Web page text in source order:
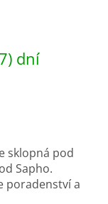
dní
sklopná pod
Sapho.
poradenství a